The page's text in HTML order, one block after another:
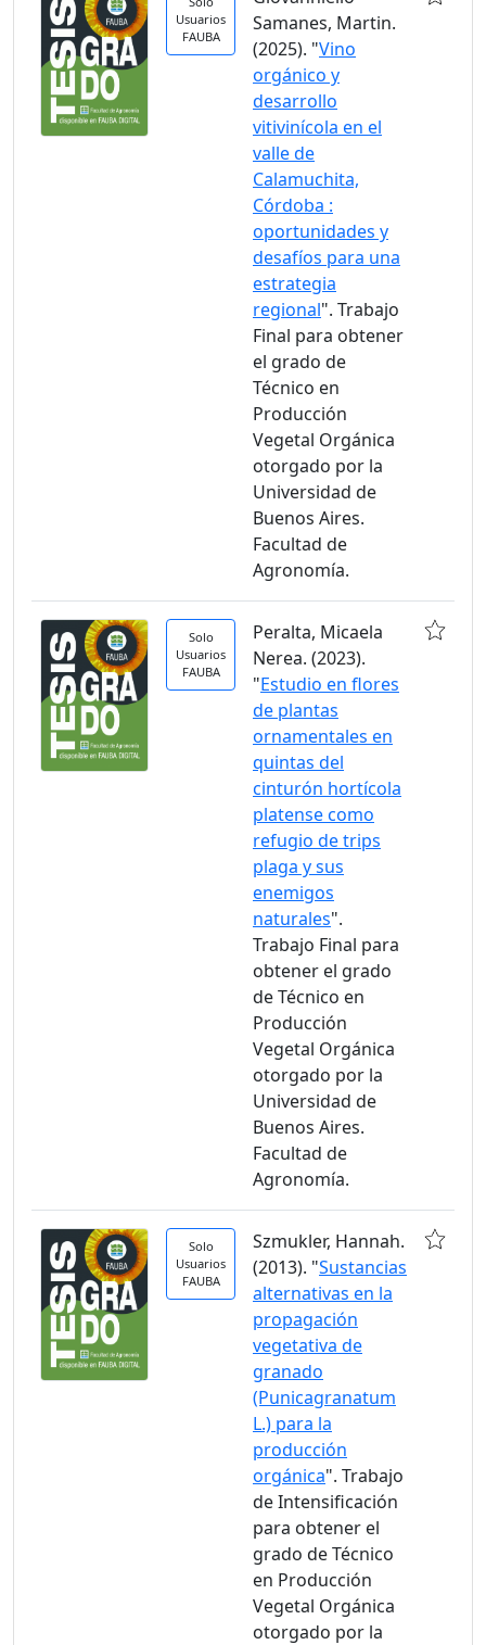
Usuarios
FAUBA
Samanes, Martin.
(2025). "Vino
orgánico y
desarrollo
vitivinícola en el
valle de
Calamuchita,
Córdoba :
oportunidades y
desafíos para una
estrategia
regional". Trabajo
Final para obtener
el grado de
Técnico en
Producción
Vegetal Orgánica
otorgado por la
Universidad de
Buenos Aires.
Facultad de
Agronomía.
Solo
Usuarios
FAUBA
Peralta, Micaela
Nerea. (2023).
"Estudio en flores
de plantas
ornamentales en
quintas del
cinturón hortícola
platense como
refugio de trips
plaga y sus
enemigos
naturales".
Trabajo Final para
obtener el grado
de Técnico en
Producción
Vegetal Orgánica
otorgado por la
Universidad de
Buenos Aires.
Facultad de
Agronomía.
Solo
Usuarios
FAUBA
Szmukler, Hannah.
(2013). "Sustancias
alternativas en la
propagación
vegetativa de
granado
(Punicagranatum
L.) para la
producción
orgánica". Trabajo
de Intensificación
para obtener el
grado de Técnico
en Producción
Vegetal Orgánica
otorgado por la